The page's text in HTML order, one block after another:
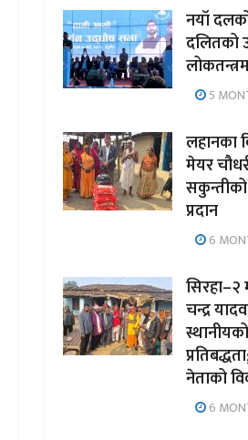
नयाँ
दलितको
5
लहानका
मेयर
प्रदान
6
सिरहा–२
चन्द्र
नेताको
6